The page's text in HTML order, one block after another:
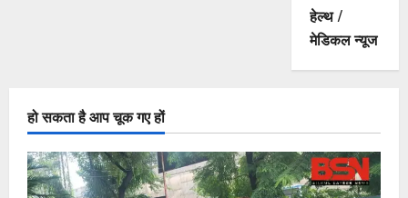
हेल्थ /
मेडिकल न्यूज
हो सकता है आप चूक गए हों